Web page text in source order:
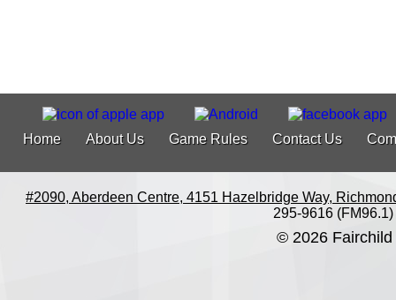
Home About Us Game Rules Contact Us
#2090, Aberdeen Centre, 4151 Hazelbridge Way,
295-9616 (FM96.1)
© 2026 Fairchild